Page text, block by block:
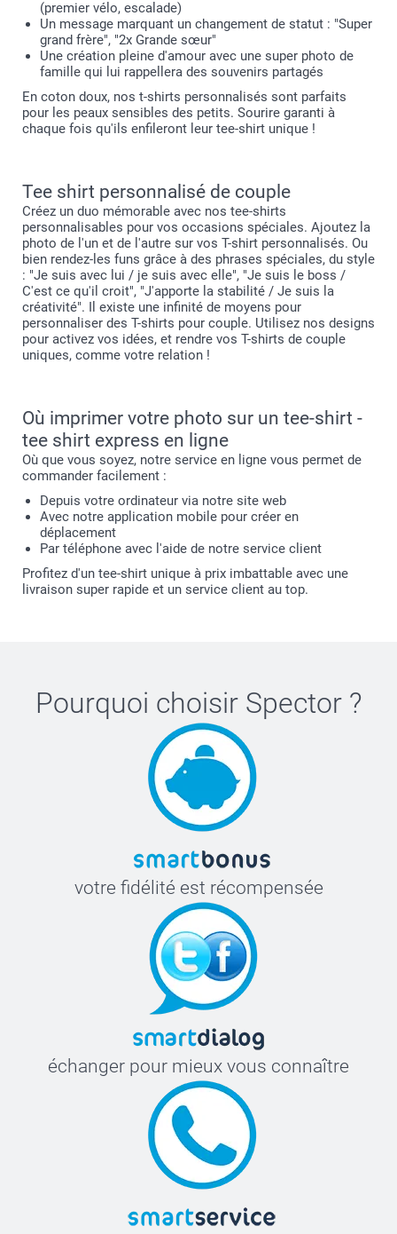
(premier vélo, escalade)
Un message marquant un changement de statut : "Super
grand frère", "2x Grande sœur"
Une création pleine d'amour avec une super photo de
famille qui lui rappellera des souvenirs partagés
En coton doux, nos t-shirts personnalisés sont parfaits
pour les peaux sensibles des petits. Sourire garanti à
chaque fois qu'ils enfileront leur tee-shirt unique !
Tee shirt personnalisé de couple
Créez un duo mémorable avec nos tee-shirts
personnalisables pour vos occasions spéciales. Ajoutez la
photo de l'un et de l'autre sur vos T-shirt personnalisés. Ou
bien rendez-les funs grâce à des phrases spéciales, du style
: "Je suis avec lui / je suis avec elle", "Je suis le boss /
C'est ce qu'il croit", "J'apporte la stabilité / Je suis la
créativité". Il existe une infinité de moyens pour
personnaliser des T-shirts pour couple. Utilisez nos designs
pour activez vos idées, et rendre vos T-shirts de couple
uniques, comme votre relation !
Où imprimer votre photo sur un tee-shirt -
tee shirt express en ligne
Où que vous soyez, notre service en ligne vous permet de
commander facilement :
Depuis votre ordinateur via notre site web
Avec notre application mobile pour créer en
déplacement
Par téléphone avec l'aide de notre service client
Profitez d'un tee-shirt unique à prix imbattable avec une
livraison super rapide et un service client au top.
Pourquoi choisir Spector?
votre fidélité est récompensée
échanger pour mieux vous connaître